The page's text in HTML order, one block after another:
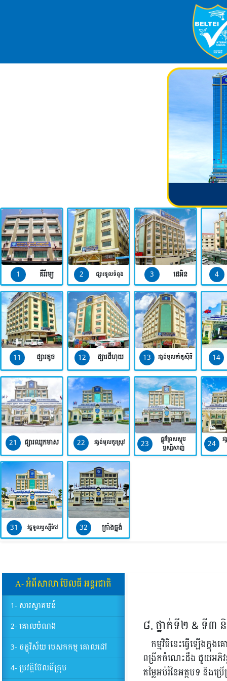
1 គីរីរម្យ 2 ផ្សារទួលទំពូង 3 ដេអិន 4
11 ផ្សារតូច 12 ផ្សារដីហុយ 13 រង្វង់មូលកាំកូស៊ីធី 14
21 ផ្សារឈូកមាស 22 រង្វង់មូលកួរស្រូវ 23
ផ្លូវព្រៃសស្តុប
ឫស្សីសាញ់
24 រ
31 វត្តទួលឫស្សីកែវ 32 ក្រាំងធ្នង់
A- អំពីសាលា​ ប៊ែលធី​ អន្តរជាតិ
1- សារស្វាគមន៍
2- គោលបំណង
3- ចក្ខុវិស័យ បេសកកម្ម គោលដៅ
4- ប្រវត្តិប៊ែលធីគ្រុប
៨. ថ្នាក់ទី២ & ទី៣
កម្មវិធីនេះធ្វើឡើង
ពង្រីកចំណេះដឹង ជួយអភិវឌ្ឍ
តម្លៃអប់រំនៃអត្ថបទ និង